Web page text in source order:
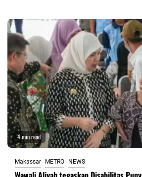
4 min read
Makassar METRO NEWS